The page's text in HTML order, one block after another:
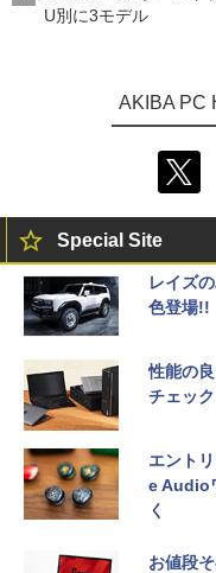
U別に3モデル
AKIBA PC
Special Site
レイズ
色登場!!
性能の
チェック
エント
e Audio
く
お値段